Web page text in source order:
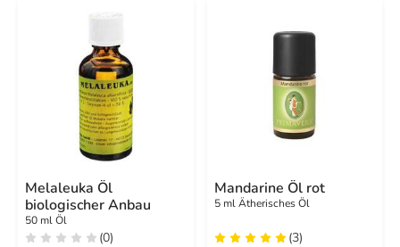
Melaleuka Öl
biologischer Anbau
50 ml Öl
(0)
Mandarine Öl rot
5 ml Ätherisches Öl
(3)